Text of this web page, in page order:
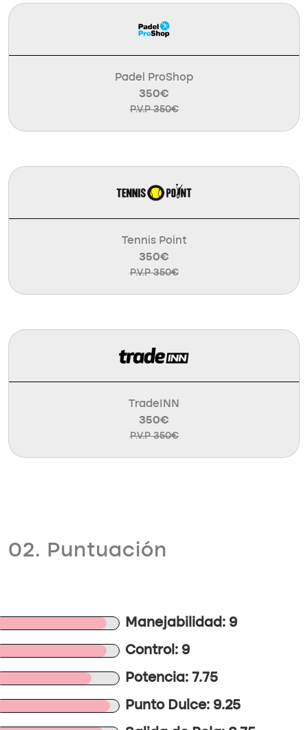
Padel ProShop
350€
P.V.P 350€
Tennis Point
350€
P.V.P 350€
TradeINN
350€
P.V.P 350€
02. Puntuación
Manejabilidad: 9
Control: 9
Potencia: 7.75
Punto Dulce: 9.25